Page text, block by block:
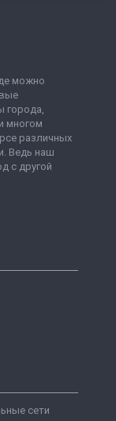
можно
города,
многом
различных
Ведь наш
с другой
сети